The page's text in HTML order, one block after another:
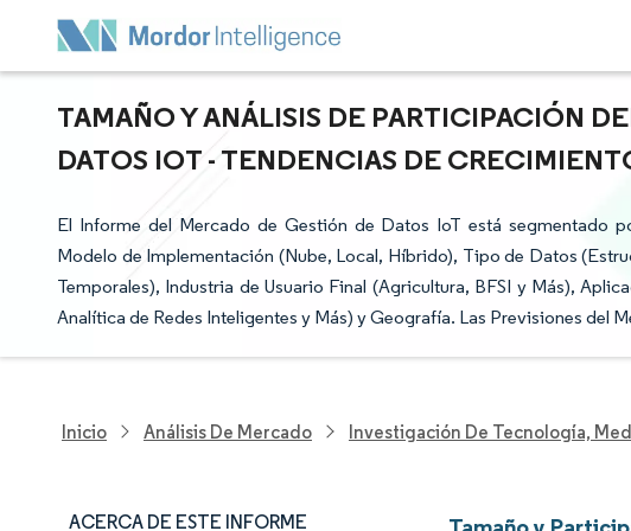
TAMAÑO Y ANÁLISIS DE PARTICIPACIÓN
DATOS IOT - TENDENCIAS DE
El Informe del Mercado de Gestión de Datos IoT está segmentado
Modelo de Implementación (Nube, Local, Híbrido), Tipo de Datos
Temporales), Industria de Usuario Final (Agricultura, BFSI y Más),
Analítica de Redes Inteligentes y Más) y Geografía. Las Previsiones del
Inicio Análisis De Mercado Investigación De Tecnología,
ACERCA DE ESTE INFORME